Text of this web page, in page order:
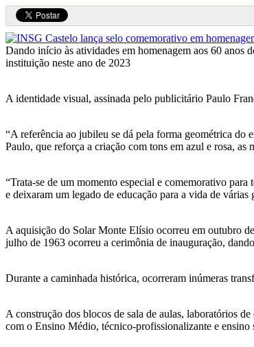
Dando início às atividades em homenagem aos 60 anos
instituição neste ano de 2023
A identidade visual, assinada pelo publicitário Paulo
“A referência ao jubileu se dá pela forma geométrica do
Paulo, que reforça a criação com tons em azul e rosa, as
“Trata-se de um momento especial e comemorativo
e deixaram um legado de educação para a vida de várias
A aquisição do Solar Monte Elísio ocorreu em outubro
julho de 1963 ocorreu a cerimônia de inauguração,
Durante a caminhada histórica, ocorreram inúmeras
A construção dos blocos de sala de aulas, laboratórios
com o Ensino Médio, técnico-profissionalizante e ensino